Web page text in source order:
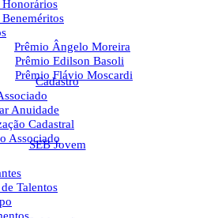
Honorários
Beneméritos
Prêmio Ângelo Moreira
Prêmio Edilson Basoli
Prêmio Flávio Moscardi
Cadastro
Anuidade
Cadastral
Associado
SEB Jovem
Talentos